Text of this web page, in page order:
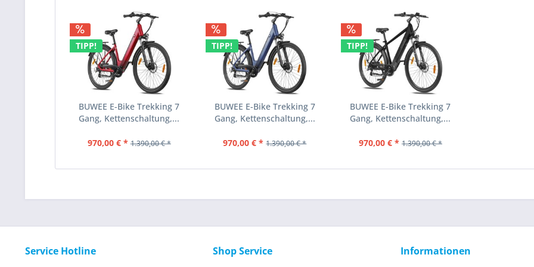
TIPP!
BUWEE E-Bike Trekking 7
Gang, Kettenschaltung,...
970,00 € * 1.390,00 € *
TIPP!
BUWEE E-Bike Trekking 7
Gang, Kettenschaltung,...
970,00 € * 1.390,00 € *
TIPP!
BUWEE E-Bike Trekking 7
Gang, Kettenschaltung,...
970,00 € * 1.390,00 € *
Service Hotline Shop Service Informationen